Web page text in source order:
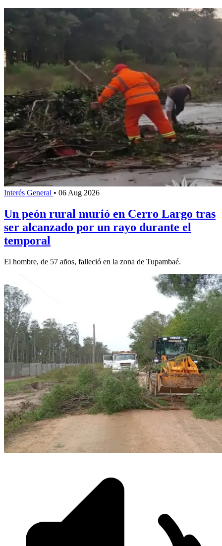
Interés General • 06 Aug 2026
Un peón rural murió en Cerro Largo tras
ser alcanzado por un rayo durante el
temporal
El hombre, de 57 años, falleció en la zona de Tupambaé.